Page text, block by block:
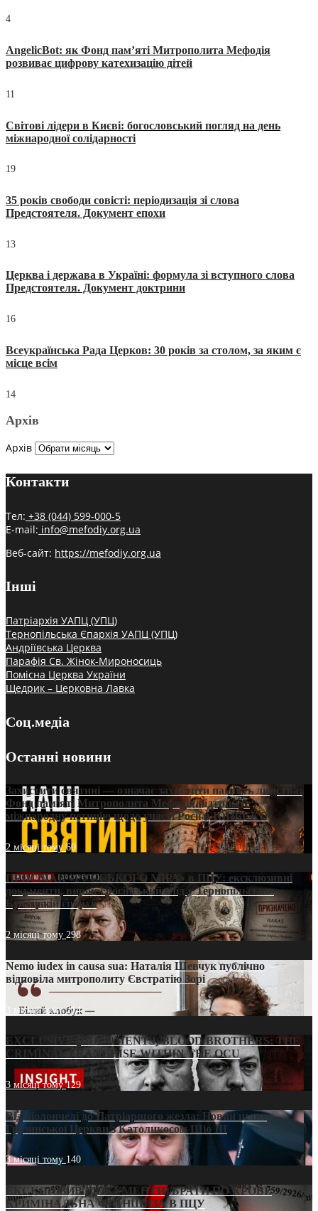
4
AngelicBot: як Фонд пам’яті Митрополита Мефодія
розвиває цифрову катехизацію дітей
11
Світові лідери в Києві: богословський погляд на день
міжнародної солідарності
19
35 років свободи совісті: періодизація зі слова
Предстоятеля. Документ епохи
13
Церква і держава в Україні: формула зі вступного слова
Предстоятеля. Документ доктрини
16
Всеукраїнська Рада Церков: 30 років за столом, за яким є
місце всім
14
Архів
Архів
Контакти
Тел: +38 (044) 599-000-5
E-mail: info@mefodiy.org.ua
Веб-сайт: https://mefodiy.org.ua
Інші
Патріархія УАПЦ (УПЦ)
Тернопільська Єпархія УАПЦ (УПЦ)
Андріївська Церква
Парафія Св. Жінок-Мироносиць
Помісна Церква України
Щедрик – Церковна Лавка
Соц.медіа
Останні новини
Захистити святині — означає захистити пам’ять людства:
Фонд пам’яті Митрополита Мефодія підтримує
міжнародну петицію щодо участі Росії в ЮНЕСКО
2 місяці тому60
ПРИСМАК «РУССЬКОГО МІРА» в ПЦУ: ексклюзивні
документи, вирок і російський слід у Тернопільсько-
Бучацькій єпархії
2 місяці тому 298
Nemo iudex in causa sua: Наталія Шевчук публічно
відповіла митрополиту Євстратію Зорі
3 місяці тому214
EXCLUSIVE (DOCUMENTS)/BLOOD BROTHERS: THE
CRIMINAL FRANCHISE WITHIN THE OCU
3 місяці тому129
Від віолончелі до Патріаршого жезла: Новий шлях
Грузинської Церкви з Католикосом Шіо III
3 місяці тому 140
ЕКСКЛЮЗИВ (ДОКУМЕНТИ)/БРАТИ ПО КРОВІ:
КРИМІНАЛЬНА ФРАНШИЗА В ПЦУ